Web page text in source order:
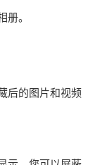
册。
后的图片和视频